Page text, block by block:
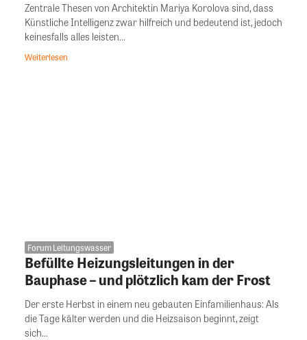
Zentrale Thesen von Architektin Mariya Korolova sind, dass
Künstliche Intelligenz zwar hilfreich und bedeutend ist, jedoch
keinesfalls alles leisten...
Weiterlesen
Forum Leitungswasser
Befüllte Heizungsleitungen in der
Bauphase – und plötzlich kam der Frost
Der erste Herbst in einem neu gebauten Einfamilienhaus: Als
die Tage kälter werden und die Heizsaison beginnt, zeigt
sich...